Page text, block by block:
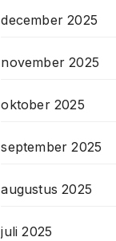
december 2025
november 2025
oktober 2025
september 2025
augustus 2025
juli 2025